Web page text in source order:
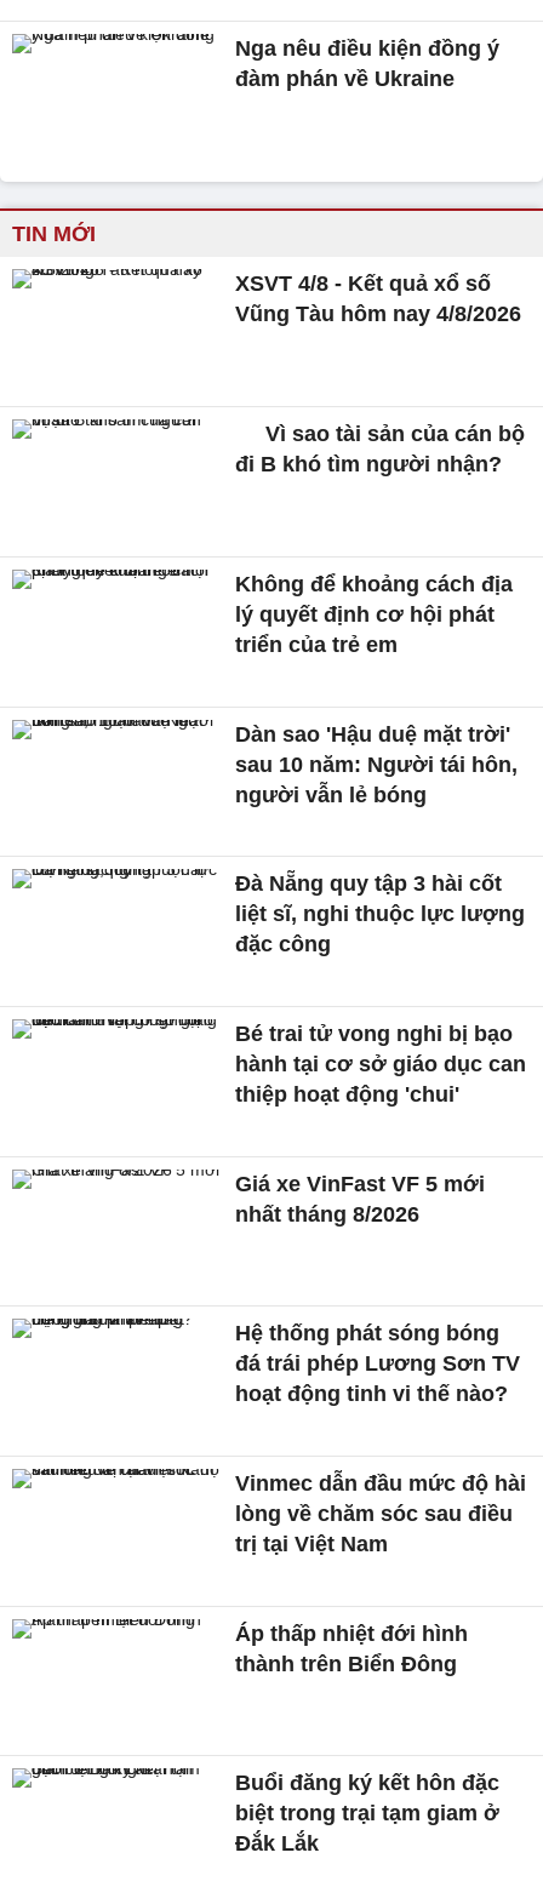
Nga nêu điều kiện đồng ý
đàm phán về Ukraine
TIN MỚI
XSVT 4/8 - Kết quả xổ số
Vũng Tàu hôm nay 4/8/2026
Vì sao tài sản của cán bộ
đi B khó tìm người nhận?
Không để khoảng cách địa
lý quyết định cơ hội phát
triển của trẻ em
Dàn sao 'Hậu duệ mặt trời'
sau 10 năm: Người tái hôn,
người vẫn lẻ bóng
Đà Nẵng quy tập 3 hài cốt
liệt sĩ, nghi thuộc lực lượng
đặc công
Bé trai tử vong nghi bị bạo
hành tại cơ sở giáo dục can
thiệp hoạt động 'chui'
Giá xe VinFast VF 5 mới
nhất tháng 8/2026
Hệ thống phát sóng bóng
đá trái phép Lương Sơn TV
hoạt động tinh vi thế nào?
Vinmec dẫn đầu mức độ hài
lòng về chăm sóc sau điều
trị tại Việt Nam
Áp thấp nhiệt đới hình
thành trên Biển Đông
Buổi đăng ký kết hôn đặc
biệt trong trại tạm giam ở
Đắk Lắk